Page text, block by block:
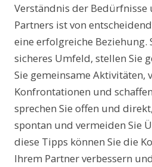
Verständnis der Bedürfnisse
Partners ist von
eine erfolgreiche Beziehung.
sicheres Umfeld, stellen Sie
Sie gemeinsame Aktivitäten,
Konfrontationen und
sprechen Sie offen und
spontan und vermeiden Sie
diese Tipps können Sie die
Ihrem Partner verbessern